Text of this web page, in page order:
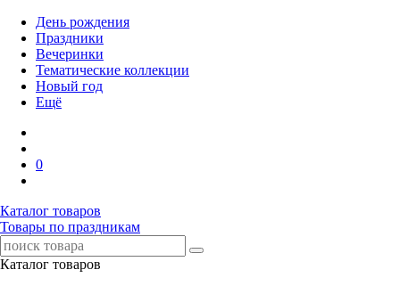
День рождения
Праздники
Вечеринки
Тематические коллекции
Новый год
Ещё
0
Каталог товаров
Товары по праздникам
Каталог товаров